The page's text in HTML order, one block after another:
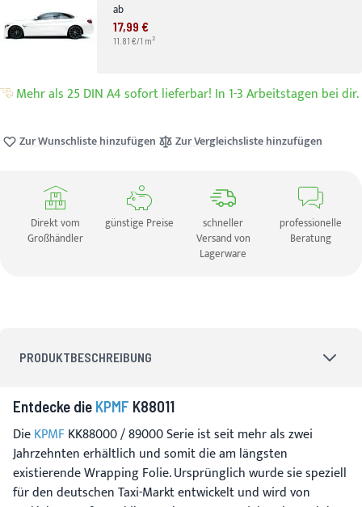
ab
17,99 €
11.81 €/1 m2
Mehr als 25 DIN A4 sofort lieferbar! In 1-3 Arbeitstagen bei dir.
Zur Wunschliste hinzufügen Zur Vergleichsliste hinzufügen
Direkt vom
Großhändler
günstige Preise
schneller
Versand von
Lagerware
professionelle
Beratung
PRODUKTBESCHREIBUNG
Entdecke die KPMF K88011
DieKPMFKK88000 / 89000 Serie ist seit mehr als zwei
Jahrzehnten erhältlich und somit die am längsten
existierende Wrapping Folie. Ursprünglich wurde sie speziell
für den deutschen Taxi-Markt entwickelt und wird von